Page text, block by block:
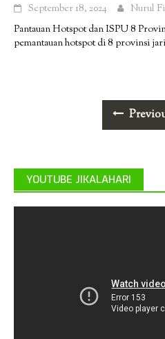
September 18, 2024 Nurul
Pantauan Hotspot dan ISPU 8
pemantauan hotspot di 8 provinsi
navigation
YOUTUBE JIKALAHARI